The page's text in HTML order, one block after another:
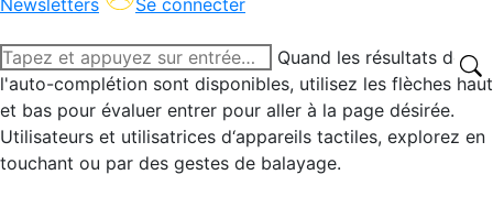
Newsletters
Se connecter
Recherche
:
Quand les résultats de
l'auto-complétion sont disponibles, utilisez les flèches haut
et bas pour évaluer entrer pour aller à la page désirée.
Utilisateurs et utilisatrices d‘appareils tactiles, explorez en
touchant ou par des gestes de balayage.